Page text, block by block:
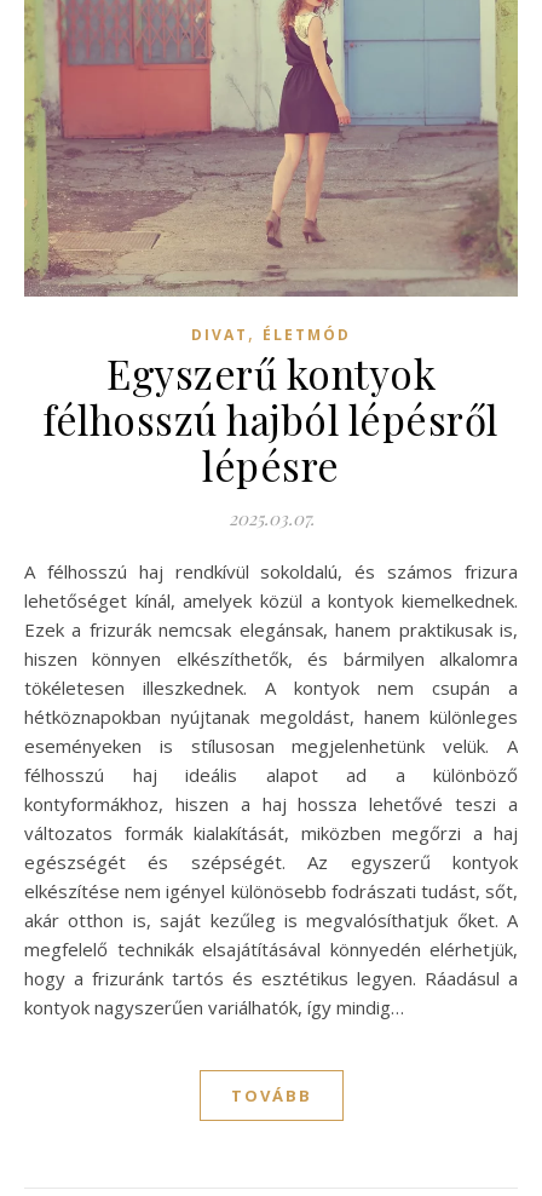
DIVAT , ÉLETMÓD
Egyszerű kontyok
félhosszú hajból lépésről
lépésre
2025.03.07.
A félhosszú haj rendkívül sokoldalú, és számos frizura
lehetőséget kínál, amelyek közül a kontyok kiemelkednek.
Ezek a frizurák nemcsak elegánsak, hanem praktikusak is,
hiszen könnyen elkészíthetők, és bármilyen alkalomra
tökéletesen illeszkednek. A kontyok nem csupán a
hétköznapokban nyújtanak megoldást, hanem különleges
eseményeken is stílusosan megjelenhetünk velük. A
félhosszú haj ideális alapot ad a különböző
kontyformákhoz, hiszen a haj hossza lehetővé teszi a
változatos formák kialakítását, miközben megőrzi a haj
egészségét és szépségét. Az egyszerű kontyok
elkészítése nem igényel különösebb fodrászati tudást, sőt,
akár otthon is, saját kezűleg is megvalósíthatjuk őket. A
megfelelő technikák elsajátításával könnyedén elérhetjük,
hogy a frizuránk tartós és esztétikus legyen. Ráadásul a
kontyok nagyszerűen variálhatók, így mindig…
TOVÁBB